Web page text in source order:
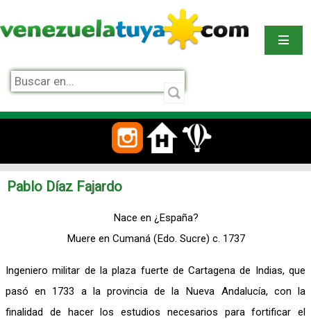
Pablo Díaz Fajardo
Nace en ¿España?
Muere en Cumaná (Edo. Sucre) c. 1737
Ingeniero militar de la plaza fuerte de Cartagena de Indias, que
pasó en 1733 a la provincia de la Nueva Andalucía, con la
finalidad de hacer los estudios necesarios para fortificar el